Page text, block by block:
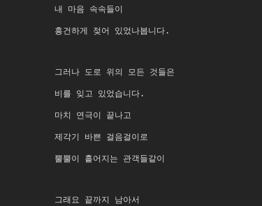
내 마음 속속들이
흥건하게 젖어 있었나봅니다.
그러나 도로 위의 모든 것들은
비를 잊고 있었습니다.
마치 연극이 끝나고
제각기 바쁜 걸음걸이로
뿔뿔이 흩어지는 관객들같이
그래요 끝까지 남아서